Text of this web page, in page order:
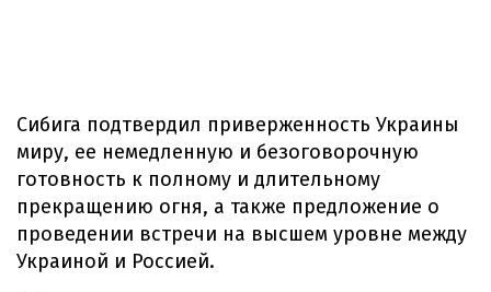
Сибига подтвердил приверженность Украины
миру, ее немедленную и безоговорочную
готовность к полному и длительному
прекращению огня, а также предложение о
проведении встречи на высшем уровне между
Украиной и Россией.